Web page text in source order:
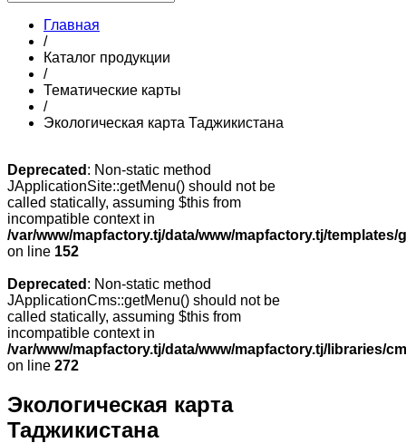
Главная
/
Каталог продукции
/
Тематические карты
/
Экологическая карта Таджикистана
Deprecated : Non-static method
JApplicationSite::getMenu() should not be
called statically, assuming $this from
incompatible context in
/var/www/mapfactory.tj/data/www/mapfactory.tj/
on line 152
Deprecated : Non-static method
JApplicationCms::getMenu() should not be
called statically, assuming $this from
incompatible context in
/var/www/mapfactory.tj/data/www/mapfactory.tj/libraries/
on line 272
Экологическая карта
Таджикистана